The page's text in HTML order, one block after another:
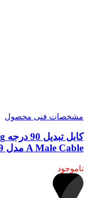
مشخصات فنی محصول
A Male Cable مدل US299 کد 60521
ناموجود